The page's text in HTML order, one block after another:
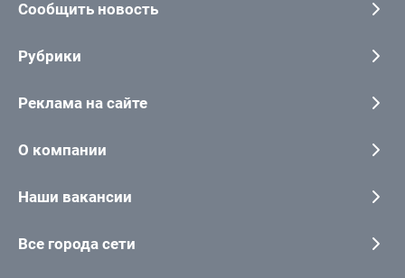
Сообщить новость
Рубрики
Реклама на сайте
О компании
Наши вакансии
Все города сети